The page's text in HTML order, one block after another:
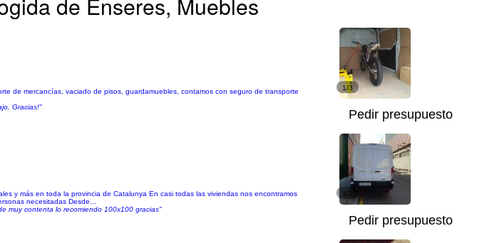
de mercancías, vaciado de pisos, guardamuebles, contamos con seguro de transporte
Gracias!"
1/3
Pedir presupuesto
y más en toda la provincia de Catalunya En casi todas las viviendas nos encontramos
necesitadas Desde...
muy contenta lo recomiendo 100x100 gracias"
1/2
Pedir presupuesto